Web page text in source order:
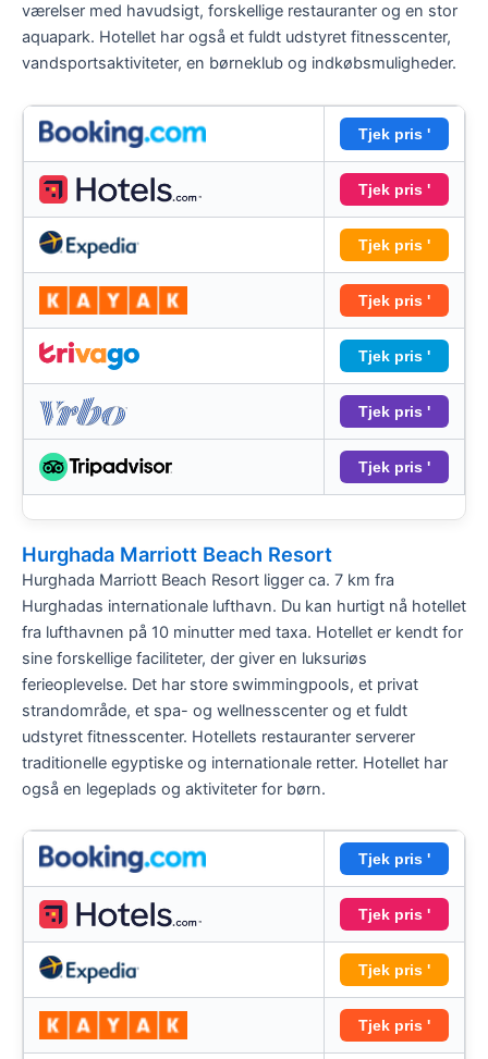
værelser med havudsigt, forskellige restauranter og en stor
aquapark. Hotellet har også et fuldt udstyret fitnesscenter,
vandsportsaktiviteter, en børneklub og indkøbsmuligheder.
Tjek pris '
Tjek pris '
Tjek pris '
Tjek pris '
Tjek pris '
Tjek pris '
Tjek pris '
Hurghada Marriott Beach Resort
Hurghada Marriott Beach Resort ligger ca. 7 km fra
Hurghadas internationale lufthavn. Du kan hurtigt nå hotellet
fra lufthavnen på 10 minutter med taxa. Hotellet er kendt for
sine forskellige faciliteter, der giver en luksuriøs
ferieoplevelse. Det har store swimmingpools, et privat
strandområde, et spa- og wellnesscenter og et fuldt
udstyret fitnesscenter. Hotellets restauranter serverer
traditionelle egyptiske og internationale retter. Hotellet har
også en legeplads og aktiviteter for børn.
Tjek pris '
Tjek pris '
Tjek pris '
Tjek pris '